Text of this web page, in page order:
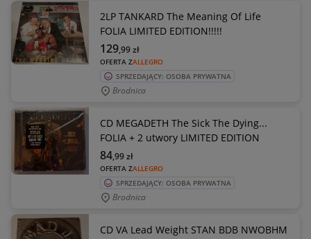
2LP TANKARD The Meaning Of Life
FOLIA LIMITED EDITION!!!!!
OFERTA ZALLEGRO
129,99zł
SPRZEDAJĄCY: OSOBA PRYWATNA
Brodnica
CD MEGADETH The Sick The Dying...
FOLIA + 2 utwory LIMITED EDITION
OFERTA ZALLEGRO
84,99zł
SPRZEDAJĄCY: OSOBA PRYWATNA
Brodnica
CD VA Lead Weight STAN BDB NWOBHM